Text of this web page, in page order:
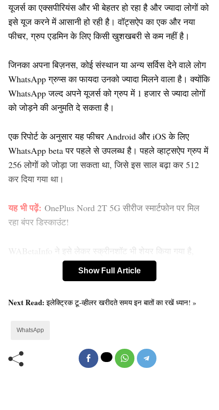
यूजर्स का एक्सपीरियंस और भी बेहतर हो रहा है और ज्यादा लोगों को
इसे यूज करने में आसानी हो रही है। वॉट्सऐप का एक और नया
फीचर, ग्रुप एडमिन के लिए किसी खुशखबरी से कम नहीं है।
जिनका अपना बिज़नस, कोई संस्थान या अन्य सर्विस देने वाले लोग
WhatsApp ग्रुप्स का फायदा उनको ज्यादा मिलने वाला है। क्योंकि
WhatsApp जल्द अपने यूजर्स को ग्रुप में 1 हजार से ज्यादा लोगों
को जोड़ने की अनुमति दे सकता है।
एक रिपोर्ट के अनुसार यह फीचर Android और iOS के लिए
WhatsApp beta पर पहले से उपलब्ध है। पहले व्हाट्सऐप ग्रुप में
256 लोगों को जोड़ा जा सकता था, जिसे इस साल बढ़ा कर 512
कर दिया गया था।
यह भी पढ़ें: OnePlus Nord 2T 5G सीरीज स्मार्टफोन पर मिल
रहा बंपर डिस्काउंट!
WABetaInfo ने इसे लेकर स्क्रीनशॉट भी शेयर किया गया है,
जिसमें देखा जा सकता है कि ये नया फीचर कैसा दिखेगा।
Show Full Article
Next Read:इलेक्ट्रिक टू-व्हीलर खरीदते समय इन बातों का रखें ध्यान! »
WhatsApp